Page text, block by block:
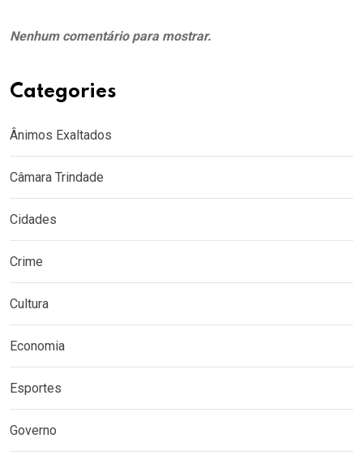
Nenhum comentário para mostrar.
Categories
Ânimos Exaltados
Câmara Trindade
Cidades
Crime
Cultura
Economia
Esportes
Governo